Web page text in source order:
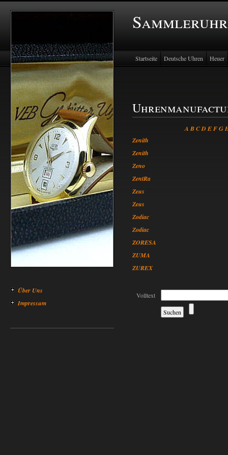
Über Uns
Impressum
Startseite Deutsche Uhren Heuer
A B CDE F G
Zenith
Zenith
Zeno
ZentRa
Zeus
Zeus
Zodiac
Zodiac
ZORESA
ZUMA
ZUREX
Volltext